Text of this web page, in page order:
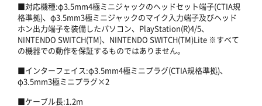
■対応機種:φ3.5mm4極ミニジャックのヘッドセット端子(CTIA規
格準拠)、φ3.5mm3極ミニジャックのマイク入力端子及びヘッド
ホン出力端子を装備したパソコン、PlayStation(R)4/5、
NINTENDO SWITCH(TM)、NINTENDO SWITCH(TM)Lite ※すべて
の機器での動作を保証するものではありません。
■インターフェイス:φ3.5mm4極ミニプラグ(CTIA規格準拠)、
φ3.5mm3極ミニプラグ×2
■ケーブル長:1.2m